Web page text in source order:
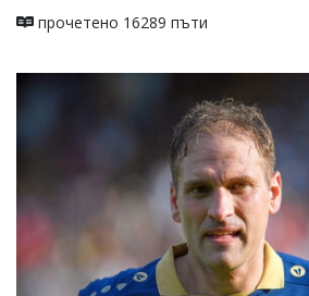
прочетено 16289 пъти